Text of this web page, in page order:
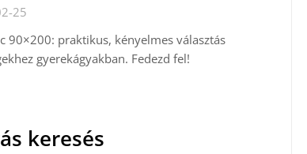
25
90×200: praktikus, kényelmes választás
gyerekágyakban. Fedezd fel!
keresés